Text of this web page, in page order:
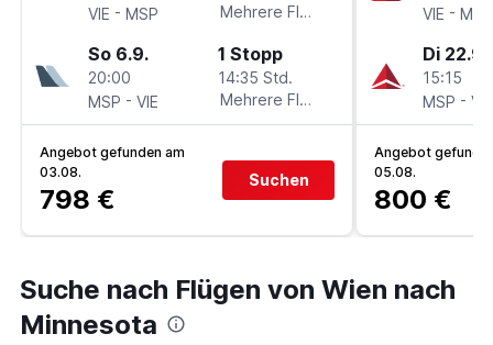
VIE - MSP
Mehrere Fluglinien
So 6.9.
20:00
MSP - VIE
1 Stopp
14:35 Std.
Mehrere Fluglinien
Angebot gefunden am
03.08.
798 €
Suchen
VIE - MSP
Di 22.9.
15:15
MSP - VIE
Angebot
05.08.
800 €
Suche nach Flügen von Wien nach
Minnesota